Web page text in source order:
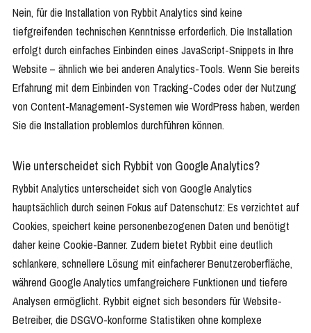
Nein, für die Installation von Rybbit Analytics sind keine
tiefgreifenden technischen Kenntnisse erforderlich. Die Installation
erfolgt durch einfaches Einbinden eines JavaScript-Snippets in Ihre
Website – ähnlich wie bei anderen Analytics-Tools. Wenn Sie bereits
Erfahrung mit dem Einbinden von Tracking-Codes oder der Nutzung
von Content-Management-Systemen wie WordPress haben, werden
Sie die Installation problemlos durchführen können.
Wie unterscheidet sich Rybbit von Google Analytics?
Rybbit Analytics unterscheidet sich von Google Analytics
hauptsächlich durch seinen Fokus auf Datenschutz: Es verzichtet auf
Cookies, speichert keine personenbezogenen Daten und benötigt
daher keine Cookie-Banner. Zudem bietet Rybbit eine deutlich
schlankere, schnellere Lösung mit einfacherer Benutzeroberfläche,
während Google Analytics umfangreichere Funktionen und tiefere
Analysen ermöglicht. Rybbit eignet sich besonders für Website-
Betreiber, die DSGVO-konforme Statistiken ohne komplexe